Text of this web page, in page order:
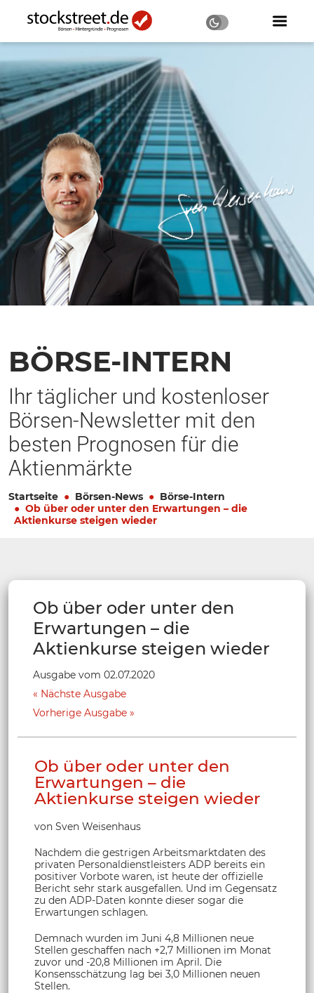
BÖRSE-INTERN
Ihr täglicher und kostenloser
Börsen-Newsletter mit den
besten Prognosen für die
Aktienmärkte
Startseite Börsen-News
Börse-Intern
Ob über oder unter den Erwartungen – die
Aktienkurse steigen wieder
Ob über oder unter den
Erwartungen – die
Aktienkurse steigen wieder
Ausgabe vom 02.07.2020
Nächste Ausgabe
Vorherige Ausgabe
Ob über oder unter den
Erwartungen – die
Aktienkurse steigen wieder
von Sven Weisenhaus
Nachdem die gestrigen Arbeitsmarktdaten des
privaten Personaldienstleisters ADP bereits ein
positiver Vorbote waren, ist heute der offizielle
Bericht sehr stark ausgefallen. Und im Gegensatz
zu den ADP-Daten konnte dieser sogar die
Erwartungen schlagen.
Demnach wurden im Juni 4,8 Millionen neue
Stellen geschaffen nach +2,7 Millionen im Monat
zuvor und -20,8 Millionen im April. Die
Konsensschätzung lag bei 3,0 Millionen neuen
Stellen.